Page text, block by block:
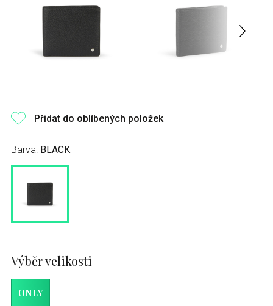
Přidat do oblíbených položek
Barva: BLACK
Výběr velikosti
ONLY